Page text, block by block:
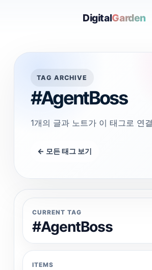
DigitalGarden
TAG ARCHIVE
#AgentBoss
1개의 글과 노트가 이 태그로 연
← 모든 태그 보기
CURRENT TAG
#AgentBoss
ITEMS